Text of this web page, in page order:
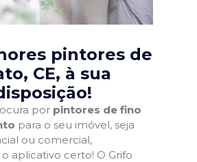
pintores de
CE, à sua
por pintores de fino
para o seu imóvel, seja
ou comercial,
aplicativo certo! O Grifo